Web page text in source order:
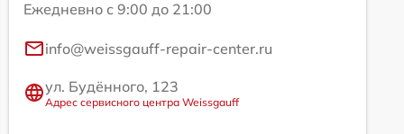
Ежедневно с 9:00 до 21:00
info@weissgauff-repair-center.ru
ул. Будённого, 123
Адрес сервисного центра Weissgauff